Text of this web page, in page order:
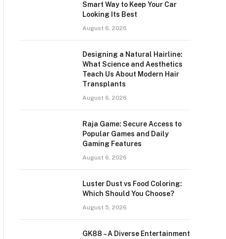
Smart Way to Keep Your Car
Looking Its Best
August 6, 2026
Designing a Natural Hairline:
What Science and Aesthetics
Teach Us About Modern Hair
Transplants
August 6, 2026
Raja Game: Secure Access to
Popular Games and Daily
Gaming Features
August 6, 2026
Luster Dust vs Food Coloring:
Which Should You Choose?
August 5, 2026
GK88 – A Diverse Entertainment